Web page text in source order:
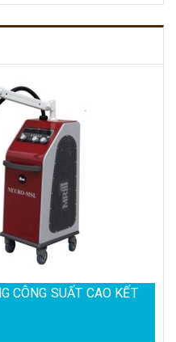
CÔNG SUẤT CAO KẾT